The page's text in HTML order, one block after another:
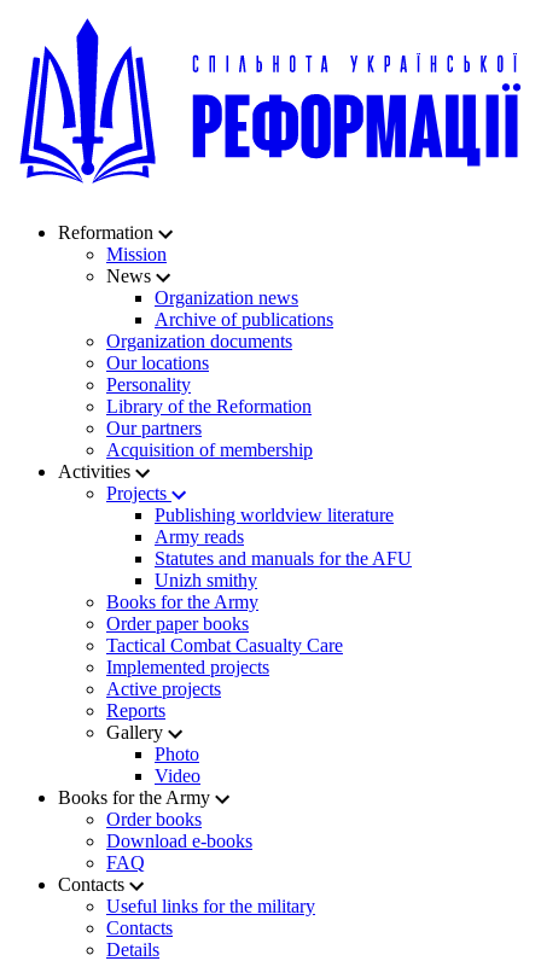
Reformation
Mission
News
Organization news
Archive of publications
Organization documents
Our locations
Personality
Library of the Reformation
Our partners
Acquisition of membership
Activities
Projects
Publishing worldview literature
Army reads
Statutes and manuals for the AFU
Unizh smithy
Books for the Army
Order paper books
Tactical Combat Casualty Care
Implemented projects
Active projects
Reports
Gallery
Photo
Video
Books for the Army
Order books
Download e-books
FAQ
Contacts
Useful links for the military
Contacts
Details